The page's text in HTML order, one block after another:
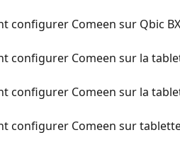
configurer Comeen sur Qbic
configurer Comeen sur la
configurer Comeen sur la
configurer Comeen sur